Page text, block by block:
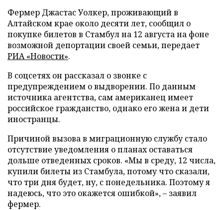
Фермер Джастас Уолкер, проживающий в
Алтайском крае около десяти лет, сообщил о
покупке билетов в Стамбул на 12 августа на фоне
возможной депортации своей семьи, передает
РИА «Новости».
В соцсетях он рассказал о звонке с
предупреждением о выдворении. По данным
источника агентства, сам американец имеет
российское гражданство, однако его жена и дети
иностранцы.
Причиной вызова в миграционную службу стало
отсутствие уведомления о планах оставаться
дольше отведенных сроков. «Мы в среду, 12 числа,
купили билеты из Стамбула, потому что сказали,
что три дня будет, ну, с понедельника. Поэтому я
надеюсь, что это окажется ошибкой», – заявил
фермер.